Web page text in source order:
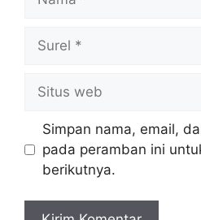
web
Simpan nama, email,
pada peramban ini
berikutnya.